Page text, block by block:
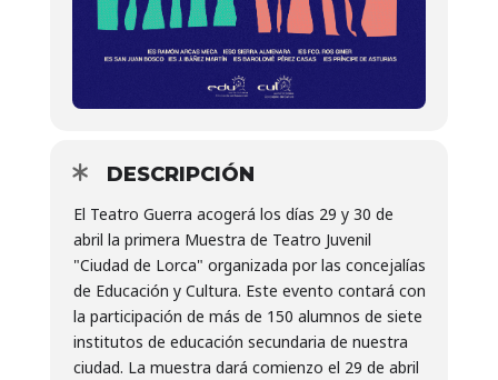
DESCRIPCIÓN
El Teatro Guerra acogerá los días 29 y 30 de
abril la primera Muestra de Teatro Juvenil
"Ciudad de Lorca" organizada por las concejalías
de Educación y Cultura. Este evento contará con
la participación de más de 150 alumnos de siete
institutos de educación secundaria de nuestra
ciudad. La muestra dará comienzo el 29 de abril